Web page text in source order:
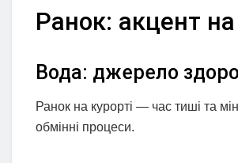
Ранок: акцент
Вода: джерело
Ранок на курорті — час тиші та
обмінні процеси.